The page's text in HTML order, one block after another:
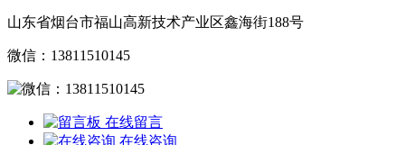
山东省烟台市福山高新技术产业区鑫海街188号
微信：13811510145
在线留言
在线咨询